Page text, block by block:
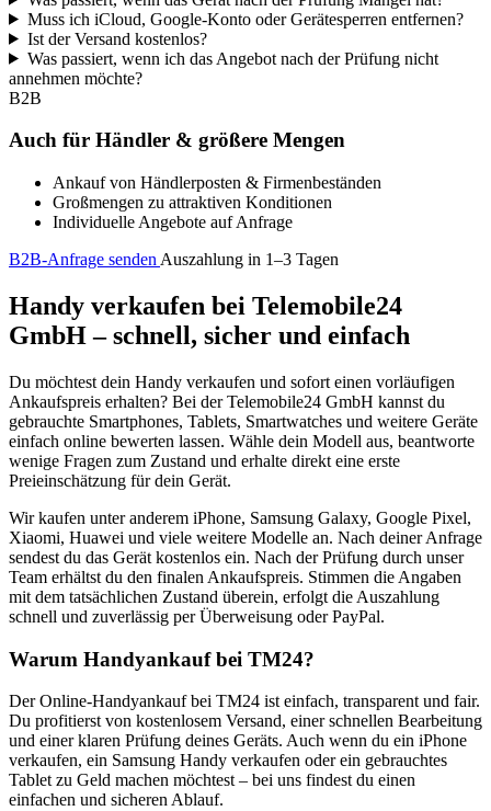
Muss ich iCloud, Google-Konto oder Gerätesperren entfernen?
Ist der Versand kostenlos?
Was passiert, wenn ich das Angebot nach der Prüfung nicht
annehmen möchte?
B2B
Auch für Händler & größere Mengen
Ankauf von Händlerposten & Firmenbeständen
Großmengen zu attraktiven Konditionen
Individuelle Angebote auf Anfrage
B2B-Anfrage senden Auszahlung in 1–3 Tagen
Handy verkaufen bei Telemobile24
GmbH – schnell, sicher und einfach
Du möchtest dein Handy verkaufen und sofort einen vorläufigen
Ankaufspreis erhalten? Bei der Telemobile24 GmbH kannst du
gebrauchte Smartphones, Tablets, Smartwatches und weitere Geräte
einfach online bewerten lassen. Wähle dein Modell aus, beantworte
wenige Fragen zum Zustand und erhalte direkt eine erste
Preieinschätzung für dein Gerät.
Wir kaufen unter anderem iPhone, Samsung Galaxy, Google Pixel,
Xiaomi, Huawei und viele weitere Modelle an. Nach deiner Anfrage
sendest du das Gerät kostenlos ein. Nach der Prüfung durch unser
Team erhältst du den finalen Ankaufspreis. Stimmen die Angaben
mit dem tatsächlichen Zustand überein, erfolgt die Auszahlung
schnell und zuverlässig per Überweisung oder PayPal.
Warum Handyankauf bei TM24?
Der Online-Handyankauf bei TM24 ist einfach, transparent und fair.
Du profitierst von kostenlosem Versand, einer schnellen Bearbeitung
und einer klaren Prüfung deines Geräts. Auch wenn du ein iPhone
verkaufen, ein Samsung Handy verkaufen oder ein gebrauchtes
Tablet zu Geld machen möchtest – bei uns findest du einen
einfachen und sicheren Ablauf.